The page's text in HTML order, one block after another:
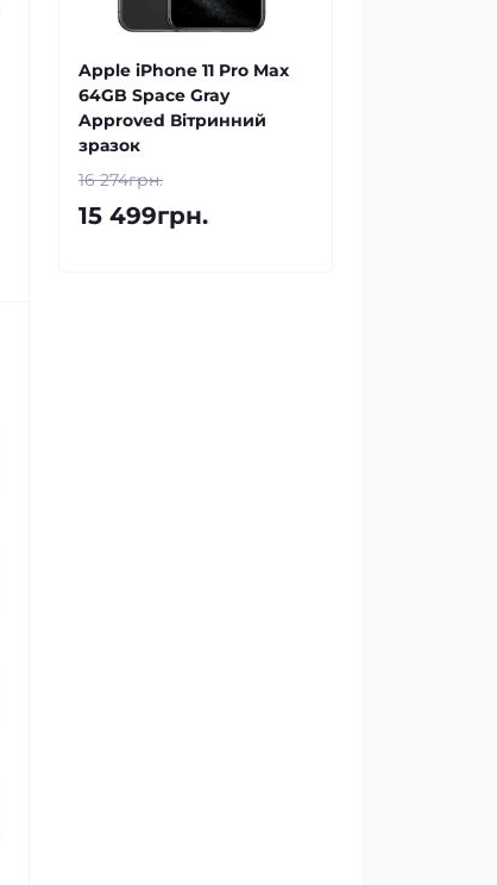
Apple iPhone 11 Pro Max
64GB Space Gray
Approved Вітринний
зразок
16 274грн.
15 499грн.